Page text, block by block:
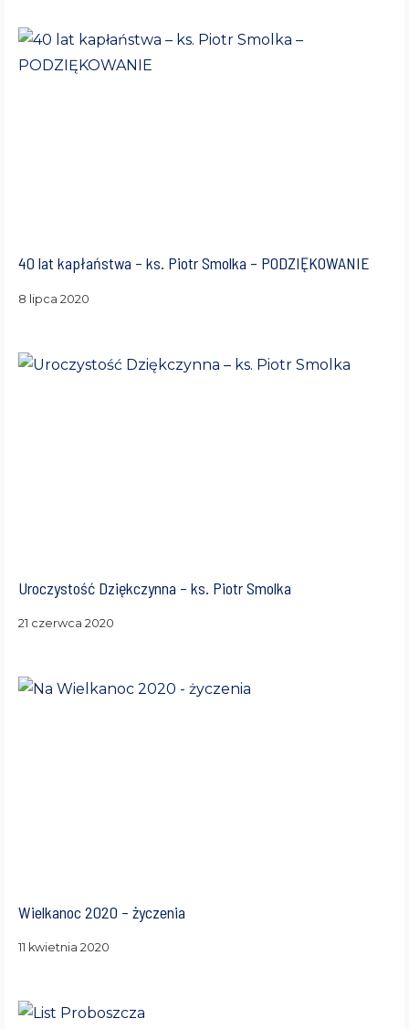
40 lat kapłaństwa – ks. Piotr Smolka – PODZIĘKOWANIE
8 lipca 2020
Uroczystość Dziękczynna – ks. Piotr Smolka
21 czerwca 2020
Wielkanoc 2020 – życzenia
11 kwietnia 2020